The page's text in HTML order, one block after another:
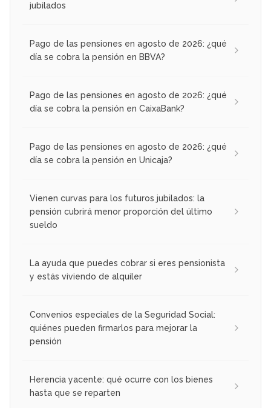
jubilados
Pago de las pensiones en agosto de 2026: ¿qué
día se cobra la pensión en BBVA?
Pago de las pensiones en agosto de 2026: ¿qué
día se cobra la pensión en CaixaBank?
Pago de las pensiones en agosto de 2026: ¿qué
día se cobra la pensión en Unicaja?
Vienen curvas para los futuros jubilados: la
pensión cubrirá menor proporción del último
sueldo
La ayuda que puedes cobrar si eres pensionista
y estás viviendo de alquiler
Convenios especiales de la Seguridad Social:
quiénes pueden firmarlos para mejorar la
pensión
Herencia yacente: qué ocurre con los bienes
hasta que se reparten